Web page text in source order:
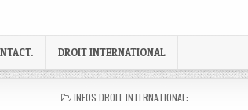
DROIT INTERNATIONAL
POSTED
INFOS DROIT INTERNATIONAL: